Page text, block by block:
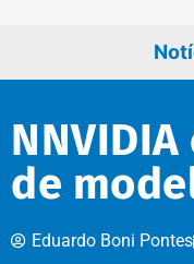
de
Eduardo Boni Pontes